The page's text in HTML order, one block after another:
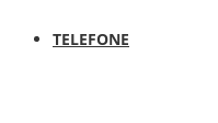
TELEFONE